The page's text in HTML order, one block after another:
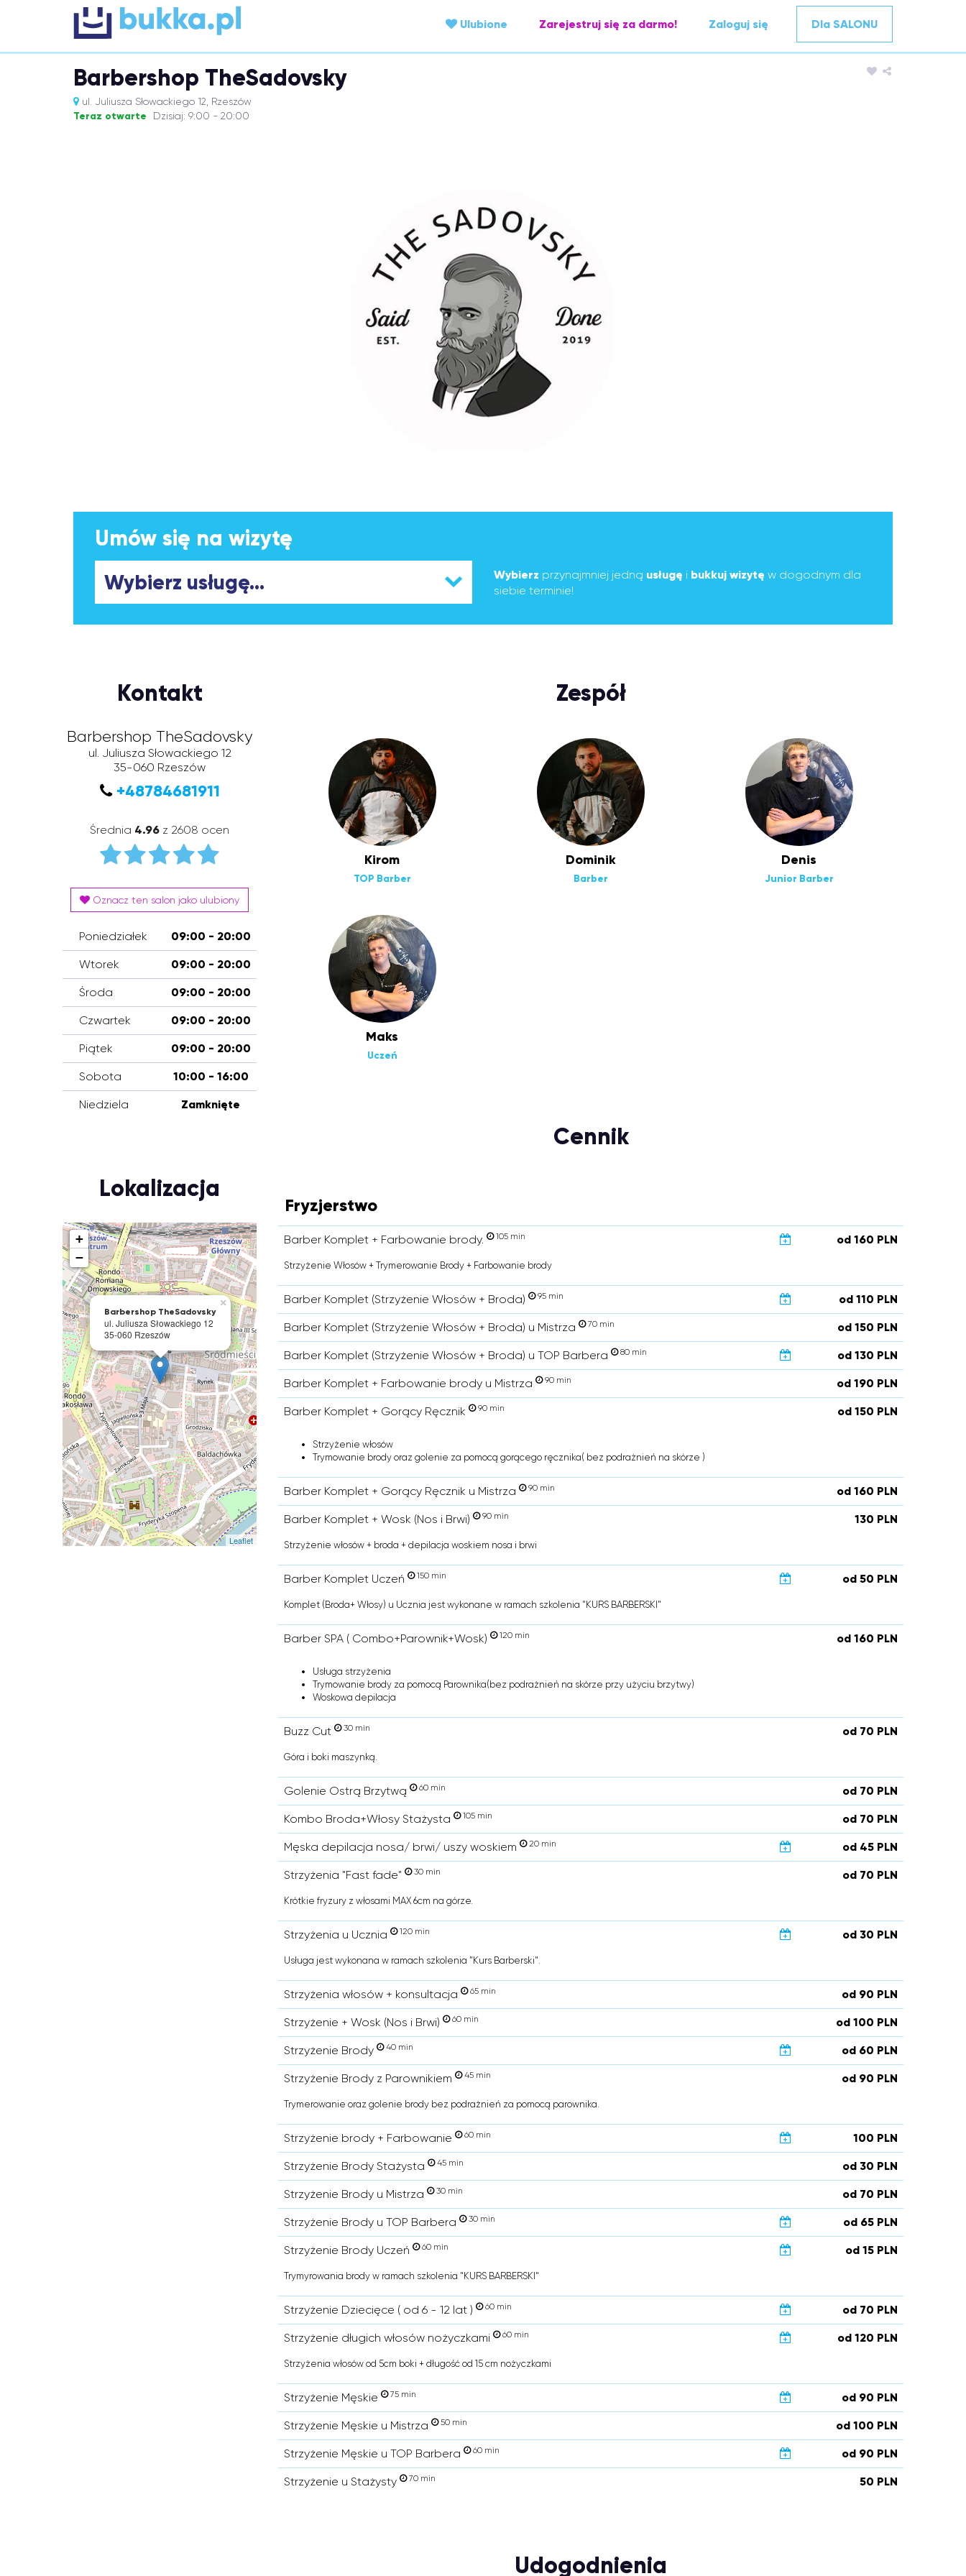
Ulubione Zarejestruj się za darmo! Zaloguj się Dla SALONU
Barbershop TheSadovsky
ul. Juliusza Słowackiego 12, Rzeszów
Teraz otwarte Dzisiaj: 9:00 - 20:00
Umów się na wizytę
Wybierz przynajmniej jedną usługę i bukkuj wizytę w dogodnym dla
siebie terminie!
Kontakt
Barbershop TheSadovsky
ul. Juliusza Słowackiego 12
35-060 Rzeszów
+48784681911
Średnia 4.96 z 2608 ocen
Oznacz ten salon jako ulubiony
Poniedziałek 09:00 - 20:00
Wtorek 09:00 - 20:00
Środa 09:00 - 20:00
Czwartek 09:00 - 20:00
Piątek 09:00 - 20:00
Sobota 10:00 - 16:00
Niedziela Zamknięte
Lokalizacja
Barbershop TheSadovsky
ul. Juliusza Słowackiego 12
35-060 Rzeszów
×
+
−
Leaflet
Zespół
Kirom
TOP Barber
Dominik
Barber
Denis
Junior Barber
Maks
Uczeń
Cennik
Fryzjerstwo
Barber Komplet + Farbowanie brody. 105 min od 160 PLN
Strzyżenie Włosów + Trymerowanie Brody + Farbowanie brody
Barber Komplet (Strzyżenie Włosów + Broda) 95 min od 110 PLN
Barber Komplet (Strzyżenie Włosów + Broda) u Mistrza 70 min od 150 PLN
Barber Komplet (Strzyżenie Włosów + Broda) u TOP Barbera 80 min od 130 PLN
Barber Komplet + Farbowanie brody u Mistrza 90 min od 190 PLN
Barber Komplet + Gorący Ręcznik 90 min od 150 PLN
Strzyżenie włosów
Trymowanie brody oraz golenie za pomocą gorącego ręcznika( bez podrażnień na skórze )
Barber Komplet + Gorący Ręcznik u Mistrza 90 min od 160 PLN
Barber Komplet + Wosk (Nos i Brwi) 90 min 130 PLN
Strzyżenie włosów + broda + depilacja woskiem nosa i brwi
Barber Komplet Uczeń 150 min od 50 PLN
Komplet (Broda+ Włosy) u Ucznia jest wykonane w ramach szkolenia "KURS BARBERSKI"
Barber SPA ( Combo+Parownik+Wosk) 120 min od 160 PLN
Usługa strzyżenia
Trymowanie brody za pomocą Parownika(bez podrażnień na skórze przy użyciu brzytwy)
Woskowa depilacja
Buzz Cut 30 min od 70 PLN
Góra i boki maszynką.
Golenie Ostrą Brzytwą 60 min od 70 PLN
Kombo Broda+Włosy Stażysta 105 min od 70 PLN
Męska depilacja nosa/ brwi/ uszy woskiem 20 min od 45 PLN
Strzyżenia "Fast fade" 30 min od 70 PLN
Krótkie fryzury z włosami MAX 6cm na górze.
Strzyżenia u Ucznia 120 min od 30 PLN
Usługa jest wykonana w ramach szkolenia "Kurs Barberski".
Strzyżenia włosów + konsultacja 65 min od 90 PLN
Strzyżenie + Wosk (Nos i Brwi) 60 min od 100 PLN
Strzyżenie Brody 40 min od 60 PLN
Strzyżenie Brody z Parownikiem 45 min od 90 PLN
Trymerowanie oraz golenie brody bez podrażnień za pomocą parownika.
Strzyżenie brody + Farbowanie 60 min 100 PLN
Strzyżenie Brody Stażysta 45 min od 30 PLN
Strzyżenie Brody u Mistrza 30 min od 70 PLN
Strzyżenie Brody u TOP Barbera 30 min od 65 PLN
Strzyżenie Brody Uczeń 60 min od 15 PLN
Trymyrowania brody w ramach szkolenia "KURS BARBERSKI"
Strzyżenie Dziecięce ( od 6 - 12 lat ) 60 min od 70 PLN
Strzyżenie długich włosów nożyczkami 60 min od 120 PLN
Strzyżenia włosów od 5cm boki + długość od 15 cm nożyczkami
Strzyżenie Męskie 75 min od 90 PLN
Strzyżenie Męskie u Mistrza 50 min od 100 PLN
Strzyżenie Męskie u TOP Barbera 60 min od 90 PLN
Strzyżenie u Stażysty 70 min 50 PLN
Udogodnienia